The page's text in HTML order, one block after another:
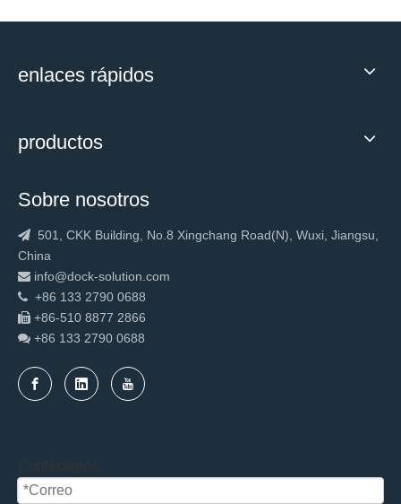
enlaces rápidos
productos
Sobre nosotros
 501, CKK Building, No.8 Xingchang Road(N), Wuxi, Jiangsu,
China
 info@dock-solution.com
 +86 133 2790 0688
 +86-510 8877 2866
 +86 133 2790 0688